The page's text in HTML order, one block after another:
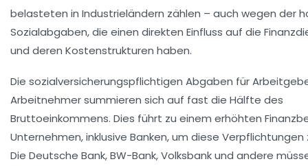
belasteten in Industrieländern zählen – auch wegen der
Sozialabgaben, die einen direkten Einfluss auf die
und deren Kostenstrukturen haben.
Die sozialversicherungspflichtigen Abgaben für
Arbeitnehmer summieren sich auf fast die Hälfte des
Bruttoeinkommens. Dies führt zu einem erhöhten
Unternehmen, inklusive Banken, um diese Verpflichtungen
Die Deutsche Bank, BW-Bank, Volksbank und andere